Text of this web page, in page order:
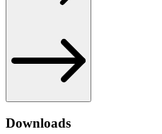
Downloads